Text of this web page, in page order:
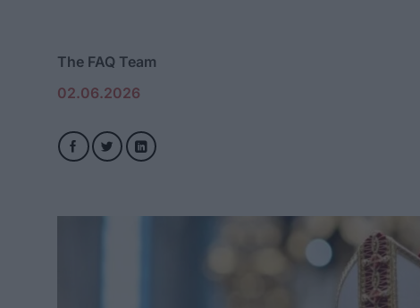
The FAQ Team
02.06.2026